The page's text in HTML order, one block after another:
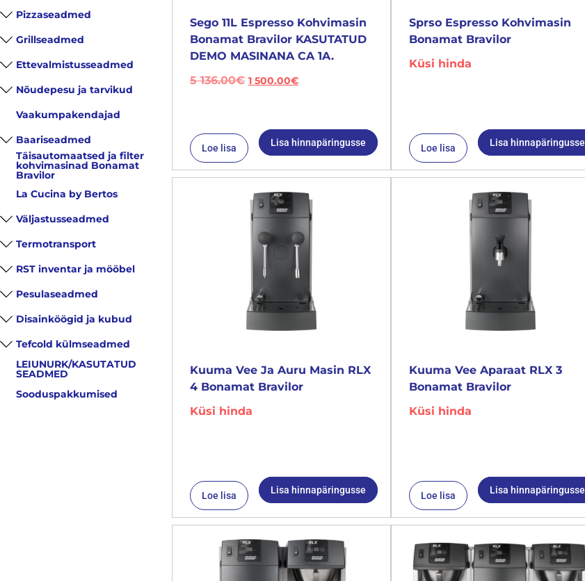
Pizzaseadmed
Grillseadmed
Ettevalmistusseadmed
Nõudepesu ja tarvikud
Vaakumpakendajad
Baariseadmed
Täisautomaatsed ja filter
kohvimasinad Bonamat
Bravilor
La Cucina by Bertos
Väljastusseadmed
Termotransport
RST inventar ja mööbel
Pesulaseadmed
Disainköögid ja kubud
Tefcold külmseadmed
LEIUNURK/KASUTATUD
SEADMED
Sooduspakkumised
Sego 11L Espresso Kohvimasin
Bonamat Bravilor KASUTATUD
DEMO MASINANA CA 1A.
5 136.00€ 1 500.00€
Loe lisa Lisa hinnapäringusse
Sprso Espresso Kohvimasin
Bonamat Bravilor
Küsi hinda
Loe lisa Lisa hinnapäringusse
Kuuma Vee Ja Auru Masin RLX
4 Bonamat Bravilor
Küsi hinda
Loe lisa Lisa hinnapäringusse
Kuuma Vee Aparaat RLX 3
Bonamat Bravilor
Küsi hinda
Loe lisa Lisa hinnapäringusse